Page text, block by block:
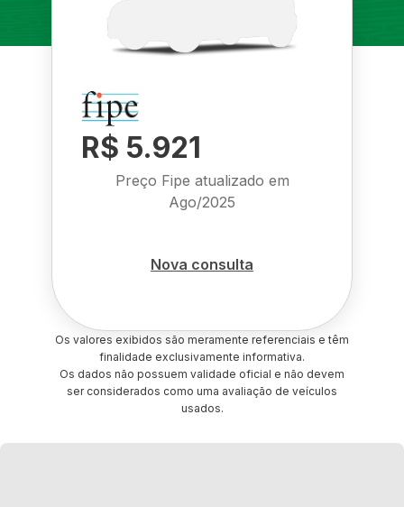
R$ 5.921
Preço Fipe atualizado em
Ago/2025
Nova consulta
Os valores exibidos são meramente referenciais e têm
finalidade exclusivamente informativa.
Os dados não possuem validade oficial e não devem
ser considerados como uma avaliação de veículos
usados.